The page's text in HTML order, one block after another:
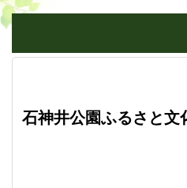
石神井公園ふるさと文